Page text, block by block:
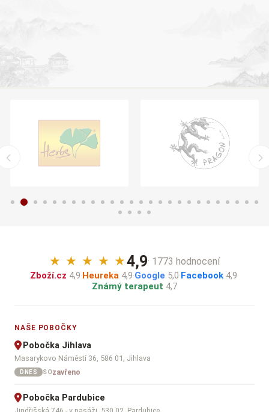
★ ★ ★ ★ ★4,9· 1773 hodnocení
Zboží.cz 4,9·Heureka 4,9·Google 5,0·Facebook 4,9·
Známý terapeut 4,7
NAŠE POBOČKY
Pobočka Jihlava
Masarykovo Náměstí 36, 586 01, Jihlava
DNES SOzavřeno
Pobočka Pardubice